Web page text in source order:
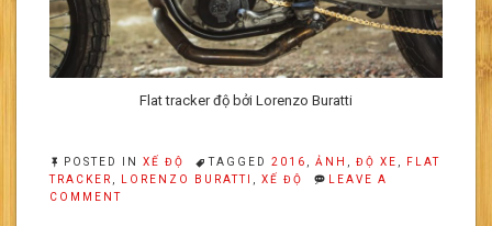
Flat tracker độ bởi Lorenzo Buratti
POSTED IN XẾ ĐỘ TAGGED 2016 , ẢNH , ĐỘ XE ,
FLAT
TRACKER , LORENZO BURATTI , XẾ ĐỘ
LEAVE A
COMMENT